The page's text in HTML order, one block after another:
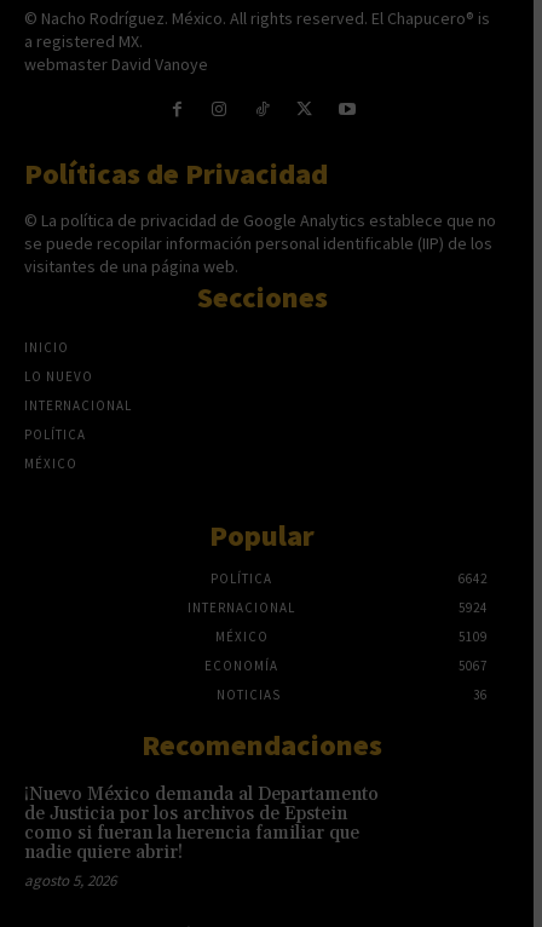
© Nacho Rodríguez. México. All rights reserved. El Chapucero® is
a registered MX.
webmaster David Vanoye
Políticas de Privacidad
© La política de privacidad de Google Analytics establece que no
se puede recopilar información personal identificable (IIP) de los
visitantes de una página web.
Secciones
INICIO
LO NUEVO
INTERNACIONAL
POLÍTICA
MÉXICO
Popular
POLÍTICA
6642
INTERNACIONAL
5924
MÉXICO
5109
ECONOMÍA
5067
NOTICIAS
36
Recomendaciones
¡Nuevo México demanda al Departamento
de Justicia por los archivos de Epstein
como si fueran la herencia familiar que
nadie quiere abrir!
agosto 5, 2026